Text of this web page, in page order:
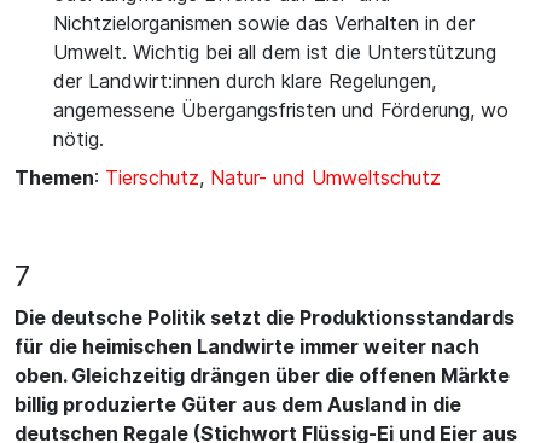
Nichtzielorganismen sowie das Verhalten in der
Umwelt. Wichtig bei all dem ist die Unterstützung
der Landwirt:innen durch klare Regelungen,
angemessene Übergangsfristen und Förderung, wo
nötig.
Themen: Tierschutz, Natur- und Umweltschutz
7
Die deutsche Politik setzt die Produktionsstandards
für die heimischen Landwirte immer weiter nach
oben. Gleichzeitig drängen über die offenen Märkte
billig produzierte Güter aus dem Ausland in die
deutschen Regale (Stichwort Flüssig-Ei und Eier aus